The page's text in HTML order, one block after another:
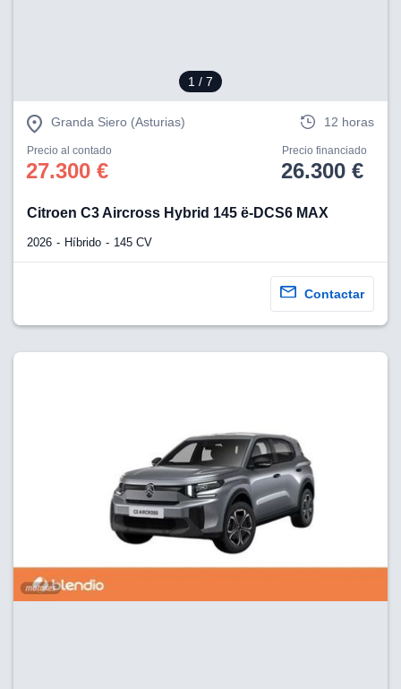
1 / 7
Granda Siero (Asturias) 12 horas
Precio al contado
27.300 €
Precio financiado
26.300 €
Citroen C3 Aircross Hybrid 145 ë-DCS6 MAX
2026 Híbrido 145 CV
Contactar